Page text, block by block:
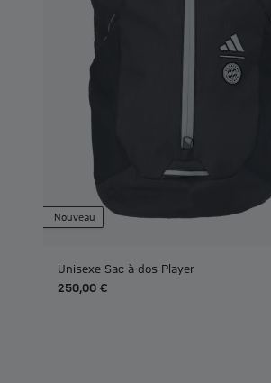
Nouveau
Unisexe Sac à dos Player
250,00 €